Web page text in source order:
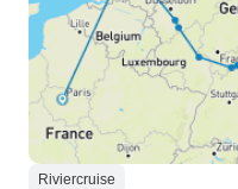
Riviercruise